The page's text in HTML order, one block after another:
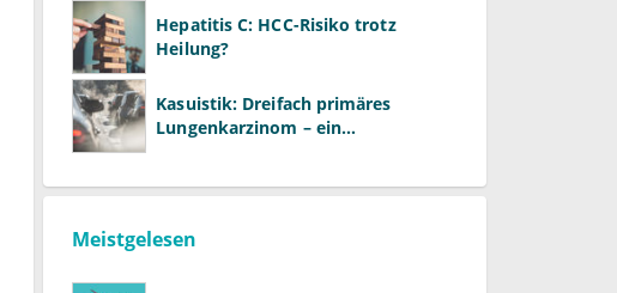
Hepatitis C: HCC-Risiko trotz
Heilung?
Kasuistik: Dreifach primäres
Lungenkarzinom – ein
Meistgelesen